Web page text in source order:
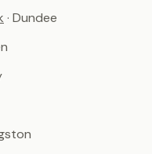
· Dundee